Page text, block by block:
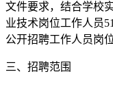
文件要求，结合学校
业技术岗位工作人员
公开招聘工作人员岗
三、招聘范围